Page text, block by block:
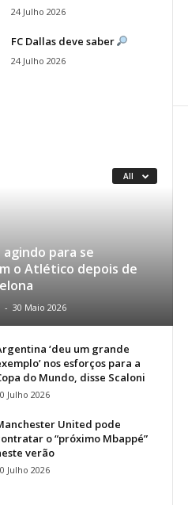
24 Julho 2026
FC Dallas deve saber
24 Julho 2026
All
agindo para se
o Atlético depois de
- 30 Maio 2026
‘deu um grande
nos esforços para a
do Mundo, disse Scaloni
Julho 2026
United pode
o “próximo Mbappé”
verão
Julho 2026